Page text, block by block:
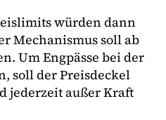
würden dann
Mechanismus soll ab
Um Engpässe bei der
soll der Preisdeckel
jederzeit außer Kraft